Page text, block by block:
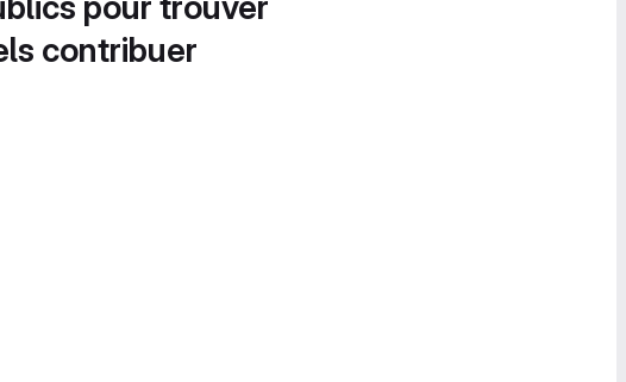
contribuer